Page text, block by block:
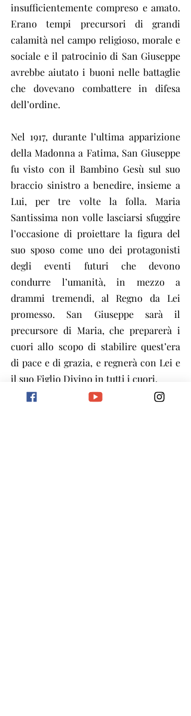
insufficientemente compreso e amato.
Erano tempi precursori di grandi
calamità nel campo religioso, morale e
sociale e il patrocinio di San Giuseppe
avrebbe aiutato i buoni nelle battaglie
che dovevano combattere in difesa
dell’ordine.
Nel 1917, durante l’ultima apparizione
della Madonna a Fatima, San Giuseppe
fu visto con il Bambino Gesù sul suo
braccio sinistro a benedire, insieme a
Lui, per tre volte la folla. Maria
Santissima non volle lasciarsi sfuggire
l’occasione di proiettare la figura del
suo sposo come uno dei protagonisti
degli eventi futuri che devono
condurre l’umanità, in mezzo a
drammi tremendi, al Regno da Lei
promesso. San Giuseppe sarà il
precursore di Maria, che preparerà i
cuori allo scopo di stabilire quest’era
di pace e di grazia, e regnerà con Lei e
il suo Figlio Divino in tutti i cuori.